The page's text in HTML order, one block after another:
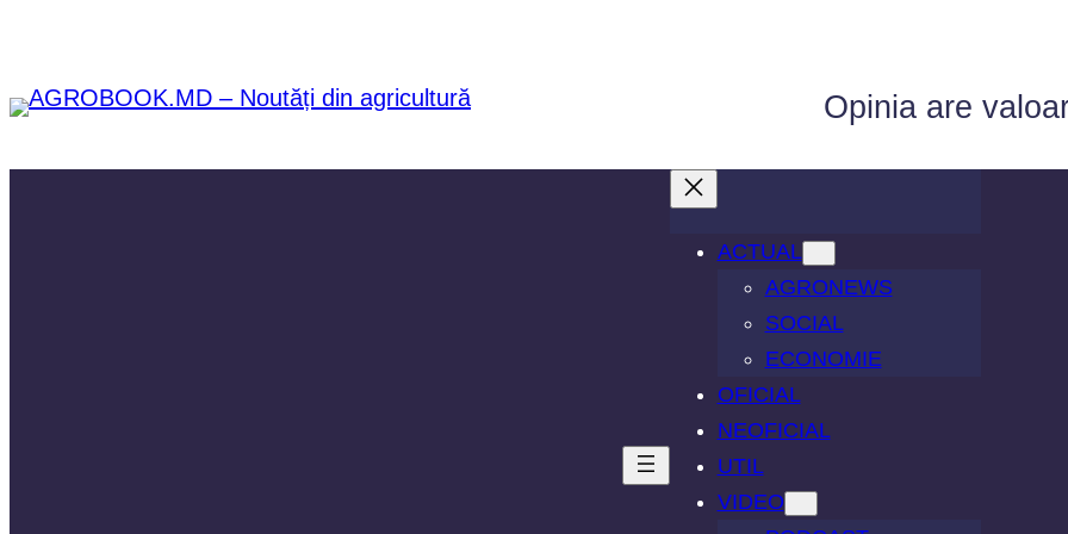
conținut
Opinia are
ACTUAL
AGRONEWS
SOCIAL
ECONOMIE
OFICIAL
NEOFICIAL
UTIL
VIDEO